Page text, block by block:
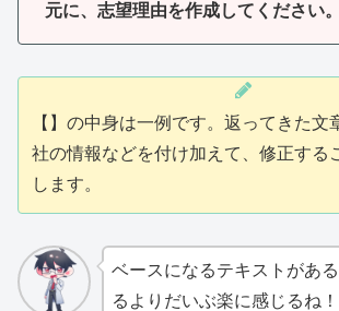
元に、志望理由を作成してください。
【】の中身は一例です。返ってきた文
社の情報などを付け加えて、修正する
します。
ベースになるテキストがあ
るよりだいぶ楽に感じるね！